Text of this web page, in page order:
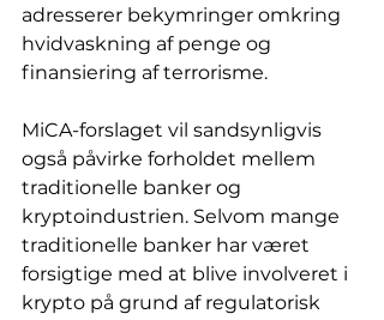
adresserer bekymringer omkring
hvidvaskning af penge og
finansiering af terrorisme.
MiCA-forslaget vil sandsynligvis
også påvirke forholdet mellem
traditionelle banker og
kryptoindustrien. Selvom mange
traditionelle banker har været
forsigtige med at blive involveret i
krypto på grund af regulatorisk